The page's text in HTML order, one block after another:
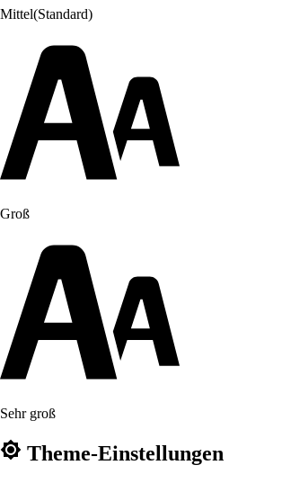
Mittel(Standard)
Groß
Sehr groß
Theme-Einstellungen